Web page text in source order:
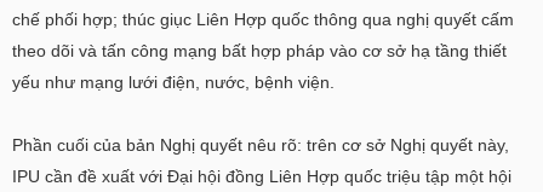
chế phối hợp; thúc giục Liên Hợp quốc thông qua nghị quyết cấm
theo dõi và tấn công mạng bất hợp pháp vào cơ sở hạ tầng thiết
yếu như mạng lưới điện, nước, bệnh viện.
Phần cuối của bản Nghị quyết nêu rõ: trên cơ sở Nghị quyết này,
IPU cần đề xuất với Đại hội đồng Liên Hợp quốc triệu tập một hội